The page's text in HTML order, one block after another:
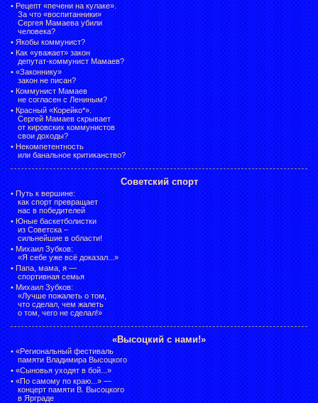
• Рецепт «печени на кулаке».
За что «воспитанники»
Сергея Мамаева убили
человека?
• Якобы коммунист?
• Как «уважает» закон
депутат-коммунист Мамаев?
• «Законнику»
закон не писан?
• Коммунист Мамаев
не согласен с Лениным?
• Красный «Корейко*».
Сергей Мамаев скрывает
от кировских коммунистов
свои доходы?
• Некомпетентность
или банальное критиканство?
Советский спорт
• Путь к вершине:
как спорт превращает
нас в победителей
• Юные баскетболистки
из Советска –
сильнейшие в области!
• Михаил Зубков:
«Я себе уже всё доказал...»
• Папа, мама, я —
спортивная семья
• Михаил Зубков:
«Лучше пожалеть о том,
что сделал, чем жалеть
о том, чего не сделал!»
«Высоцкий с нами!»
• «Региональный фестиваль
памяти Владимира Высоцкого
• «Сыновья уходят в бой...»
• «По самому по краю...» —
концерт памяти В. Высоцкого
в Ярграде